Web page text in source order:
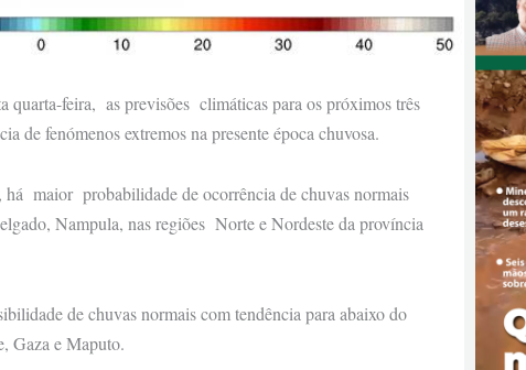
feira, as previsões climáticas para os próximos três
de fenómenos extremos na presente época chuvosa.
maior probabilidade de ocorrência de chuvas normais
Nampula, nas regiões Norte e Nordeste da província
de chuvas normais com tendência para abaixo do
Gaza e Maputo.